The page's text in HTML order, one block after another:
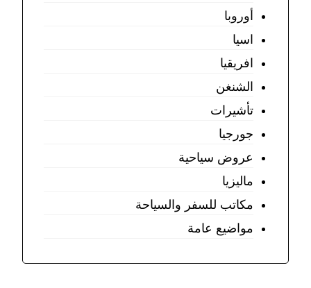
أوروبا
اسيا
افريقيا
الشنغن
تأشيرات
جورجيا
عروض سياحية
ماليزيا
مكاتب للسفر والسياحة
مواضيع عامة